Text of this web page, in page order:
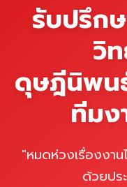
รับปรึก
วิ
ดุษฎีนิพน
ทีมง
"หมดห่วงเรื่องงา
ด้วยปร